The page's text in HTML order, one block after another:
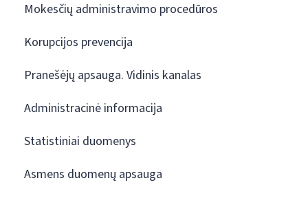
Mokesčių administravimo procedūros
Korupcijos prevencija
Pranešėjų apsauga. Vidinis kanalas
Administracinė informacija
Statistiniai duomenys
Asmens duomenų apsauga